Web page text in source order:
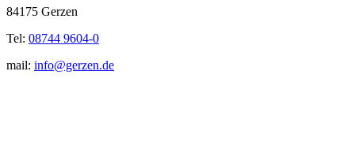
84175 Gerzen
Tel: 08744 9604-0
mail: info@gerzen.de